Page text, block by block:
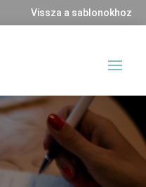
Vissza a sablonokhoz